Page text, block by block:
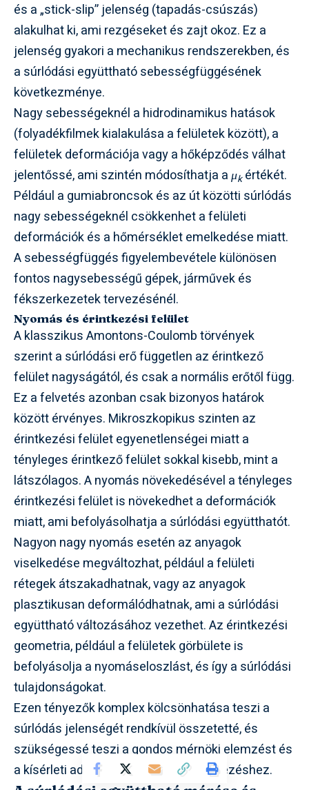
és a „stick-slip” jelenség (tapadás-csúszás)
alakulhat ki, ami rezgéseket és zajt okoz. Ez a
jelenség gyakori a mechanikus rendszerekben, és
a súrlódási együttható sebességfüggésének
következménye.
Nagy sebességeknél a hidrodinamikus hatások
(folyadékfilmek kialakulása a felületek között), a
felületek deformációja vagy a hőképződés válhat
jelentőssé, ami szintén módosíthatja aμkértékét.
Például a gumiabroncsok és az út közötti súrlódás
nagy sebességeknél csökkenhet a felületi
deformációk és a hőmérséklet emelkedése miatt.
A sebességfüggés figyelembevétele különösen
fontos nagysebességű gépek, járművek és
fékszerkezetek tervezésénél.
Nyomás és érintkezési felület
A klasszikus Amontons-Coulomb törvények
szerint a súrlódási erő független az érintkező
felület nagyságától, és csak a normális erőtől függ.
Ez a felvetés azonban csak bizonyos határok
között érvényes. Mikroszkopikus szinten az
érintkezési felület egyenetlenségei miatt a
tényleges érintkező felület sokkal kisebb, mint a
látszólagos. A nyomás növekedésével a tényleges
érintkezési felület is növekedhet a deformációk
miatt, ami befolyásolhatja a súrlódási együtthatót.
Nagyon nagy nyomás esetén az anyagok
viselkedése megváltozhat, például a felületi
rétegek átszakadhatnak, vagy az anyagok
plasztikusan deformálódhatnak, ami a súrlódási
együttható változásához vezethet. Az érintkezési
geometria, például a felületek görbülete is
befolyásolja a nyomáseloszlást, és így a súrlódási
tulajdonságokat.
Ezen tényezők komplex kölcsönhatása teszi a
súrlódás jelenségét rendkívül összetetté, és
szükségessé teszi a gondos mérnöki elemzést és
a kísérleti adatokat a megbízható tervezéshez.